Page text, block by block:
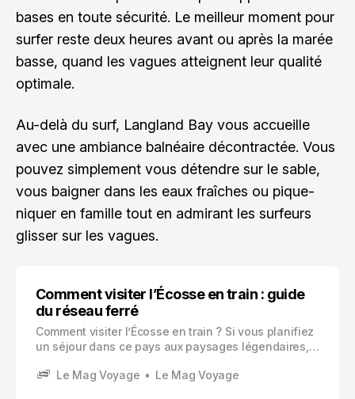
bases en toute sécurité. Le meilleur moment pour
surfer reste deux heures avant ou après la marée
basse, quand les vagues atteignent leur qualité
optimale.
Au-delà du surf, Langland Bay vous accueille
avec une ambiance balnéaire décontractée. Vous
pouvez simplement vous détendre sur le sable,
vous baigner dans les eaux fraîches ou pique-
niquer en famille tout en admirant les surfeurs
glisser sur les vagues.
Comment visiter l’Écosse en train : guide
du réseau ferré
Comment visiter l’Écosse en train ? Si vous planifiez
un séjour dans ce pays aux paysages légendaires,
authentiques pour découvrir les Highlands, les lochs
Le Mag Voyage Le Mag Voyage